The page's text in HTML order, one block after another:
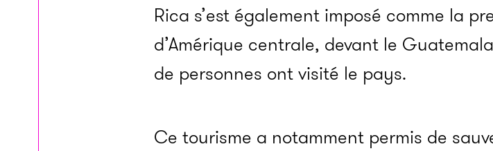
Rica s’est également imposé comme la
d’Amérique centrale, devant le
de personnes ont visité le pays.
Ce tourisme a notamment permis de